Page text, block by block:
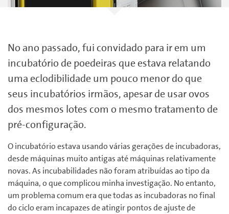
No ano passado, fui convidado para ir em um
incubatório de poedeiras que estava relatando
uma eclodibilidade um pouco menor do que
seus incubatórios irmãos, apesar de usar ovos
dos mesmos lotes com o mesmo tratamento de
pré-configuração.
O incubatório estava usando várias gerações de incubadoras,
desde máquinas muito antigas até máquinas relativamente
novas. As incubabilidades não foram atribuídas ao tipo da
máquina, o que complicou minha investigação. No entanto,
um problema comum era que todas as incubadoras no final
do ciclo eram incapazes de atingir pontos de ajuste de